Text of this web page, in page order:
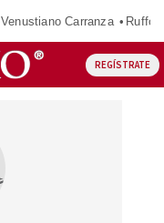
Venustiano Carranza Ruffo
REGÍSTRATE